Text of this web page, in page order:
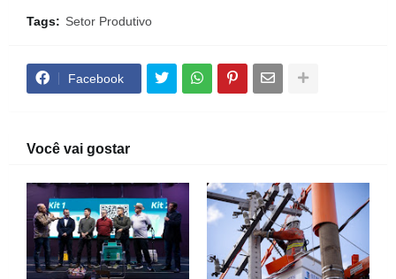
Tags: Setor Produtivo
Facebook
Você vai gostar